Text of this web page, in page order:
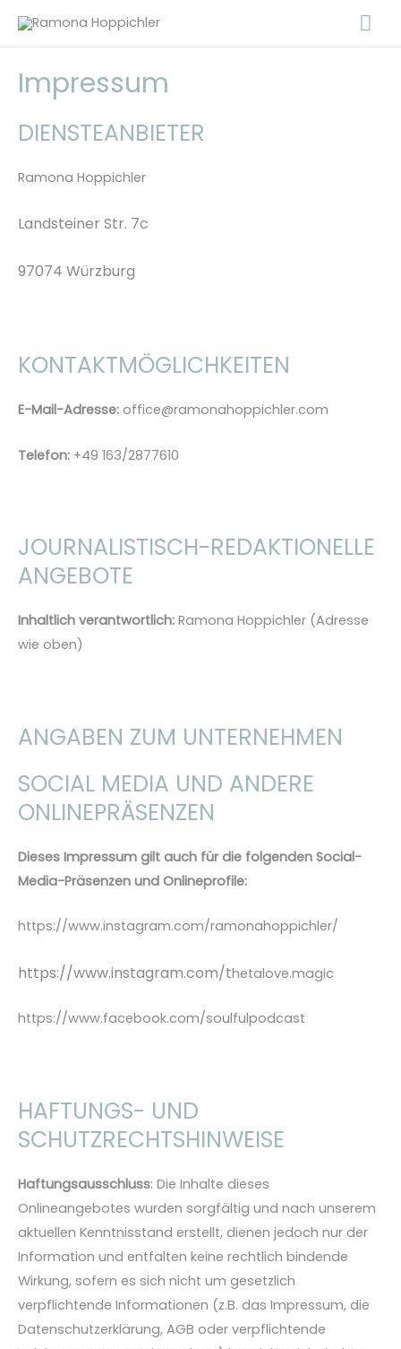
Inhalt
Impressum
DIENSTEANBIETER
Ramona Hoppichler
Landsteiner Str. 7c
97074 Würzburg
KONTAKTMÖGLICHKEITEN
E-Mail-Adresse: office@ramonahoppichler.com
Telefon: +49 163/2877610
JOURNALISTISCH-REDAKTIONELLE
ANGEBOTE
Inhaltlich verantwortlich: Ramona Hoppichler (Adresse
wie oben)
ANGABEN ZUM UNTERNEHMEN
SOCIAL MEDIA UND ANDERE
ONLINEPRÄSENZEN
Dieses Impressum gilt auch für die folgenden Social-
Media-Präsenzen und Onlineprofile:
https://www.instagram.com/ramonahoppichler/
https://www.instagram.com/thetalove.magic
https://www.facebook.com/soulfulpodcast
HAFTUNGS- UND
SCHUTZRECHTSHINWEISE
Haftungsausschluss: Die Inhalte dieses
Onlineangebotes wurden sorgfältig und nach unserem
aktuellen Kenntnisstand erstellt, dienen jedoch nur der
Information und entfalten keine rechtlich bindende
Wirkung, sofern es sich nicht um gesetzlich
verpflichtende Informationen (z.B. das Impressum, die
Datenschutzerklärung, AGB oder verpflichtende